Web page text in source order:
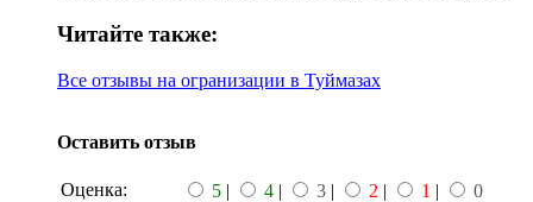
Читайте также:
Все отзывы на огранизации в Туймазах
Оставить отзыв
Оценка: 5 | 4 | 3 | 2 | 1 |
0